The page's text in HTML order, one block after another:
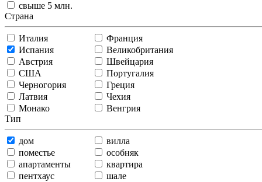
свыше 5 млн.
Страна
Италия
Франция
Испания
Великобритания
Австрия
Швейцария
США
Португалия
Черногория
Греция
Латвия
Чехия
Монако
Венгрия
Тип
дом
вилла
поместье
особняк
апартаменты
квартира
пентхаус
шале